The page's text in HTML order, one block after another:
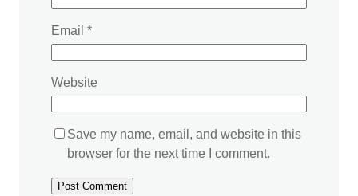
Email *
Website
Save my name, email, and website in this
browser for the next time I comment.